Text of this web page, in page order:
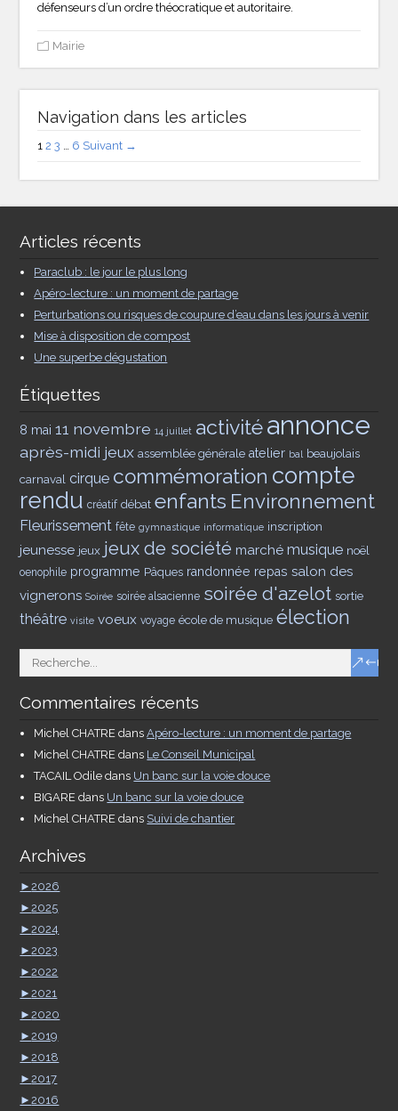
défenseurs d’un ordre théocratique et autoritaire.
Mairie
Navigation dans les articles
1 2 3 … 6 Suivant →
Articles récents
Paraclub : le jour le plus long
Apéro-lecture : un moment de partage
Perturbations ou risques de coupure d’eau dans les jours à venir
Mise à disposition de compost
Une superbe dégustation
Étiquettes
8 mai 11 novembre 14 juillet activitéannonce
après-midi jeux assemblée générale atelier bal beaujolais
carnaval cirque commémoration compte
rendu créatif débat enfants Environnement
Fleurissement fête gymnastique informatique inscription
jeunesse jeux jeux de société marché musique noël
oenophile programme Pâques randonnée repas salon des
vignerons Soirée soirée alsacienne soirée d'azelot sortie
théâtre visite voeux voyage école de musique élection
Commentaires récents
Michel CHATRE dansApéro-lecture : un moment de partage
Michel CHATRE dans Le Conseil Municipal
TACAIL Odile dans Un banc sur la voie douce
BIGARE dans Un banc sur la voie douce
Michel CHATRE dans Suivi de chantier
Archives
►2026
►2025
►2024
►2023
►2022
►2021
►2020
►2019
►2018
►2017
►2016